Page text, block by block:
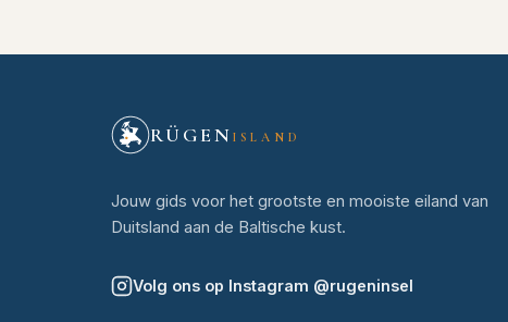
RÜGEN ISLAND
Jouw gids voor het grootste en mooiste eiland van
Duitsland aan de Baltische kust.
Volg ons op Instagram @rugeninsel